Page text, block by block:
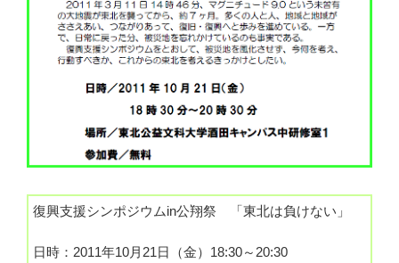
復興支援シンポジウムin公翔祭 「東北は負けない」
日時：2011年10月21日（金）18:30～20:30